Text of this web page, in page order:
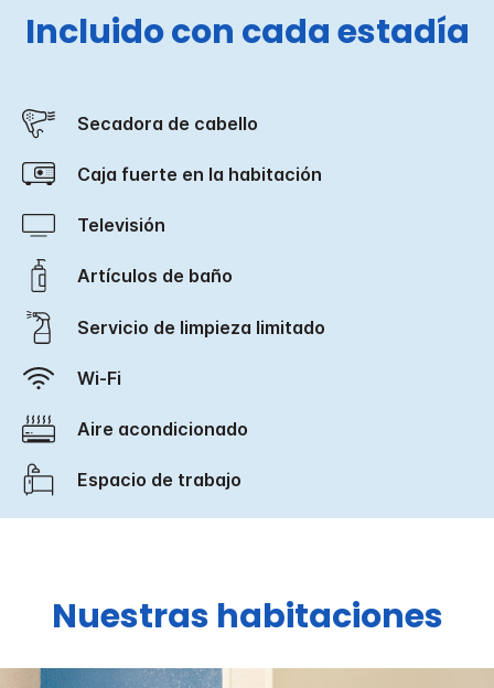
Incluido con cada estadía
Secadora de cabello
Caja fuerte en la habitación
Televisión
Artículos de baño
Servicio de limpieza limitado
Wi-Fi
Aire acondicionado
Espacio de trabajo
Nuestras habitaciones